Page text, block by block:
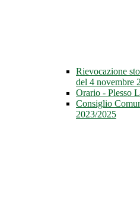
Rievocazione
del 4 novembre
Orario - Plesso
Consiglio
2023/2025